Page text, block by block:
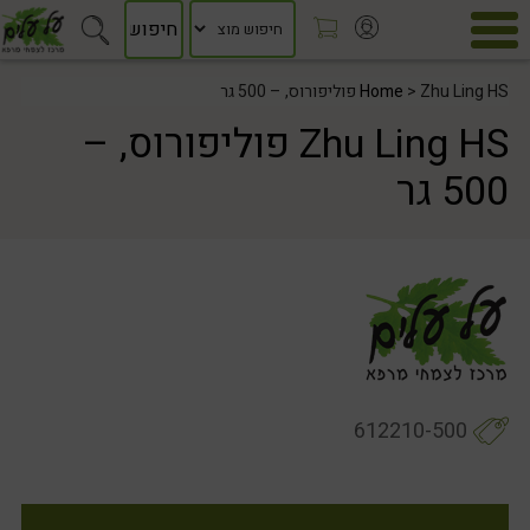
Home > Zhu Ling HS פוליפורוס, – 500 גר
Zhu Ling HS פוליפורוס, –
500 גר
612210-500